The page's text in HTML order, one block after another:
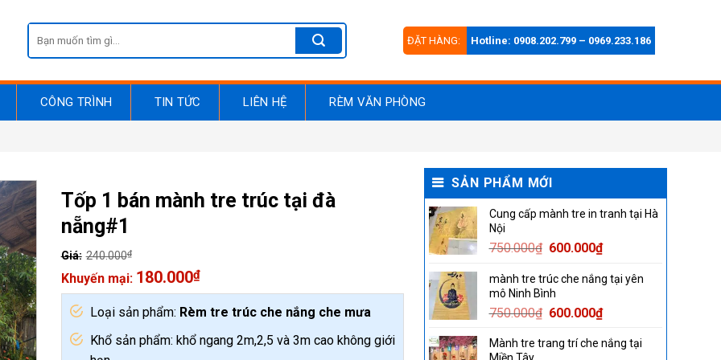
for:
ĐẶT HÀNG: Hotline: 0908.202.799 – 0969.233.186
CÔNG TRÌNH TIN TỨC LIÊN HỆ RÈM VĂN PHÒNG
SẢN PHẨM MỚI
Cung cấp mành tre in tranh tại Hà
Nội
750.000₫ Original
was:
750.000₫.
600.000₫Current
is:
mành tre trúc che nắng tại yên
mô Ninh Bình
750.000₫ Original
was:
600.000₫Current
is:
Mành tre trang trí che nắng tại
Tốp 1 bán mành tre trúc tại đà
nẵng#1
240.000₫
Original
price
was:
240.000₫.
180.000₫
Current
price
180.000₫.
Loại sản phẩm: Rèm tre trúc che nắng che mưa
Khổ sản phẩm: khổ ngang 2m,2,5 và 3m cao không giới